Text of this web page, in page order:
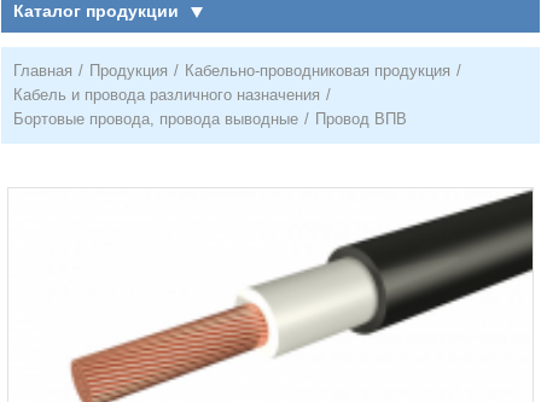
Каталог продукции
Главная / Продукция / Кабельно-проводниковая продукция /
Кабель и провода различного назначения /
Бортовые провода, провода выводные / Провод ВПВ